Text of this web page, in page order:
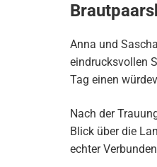
Anna und
eindrucksvollen
Tag einen
Nach der
Blick über die
echter